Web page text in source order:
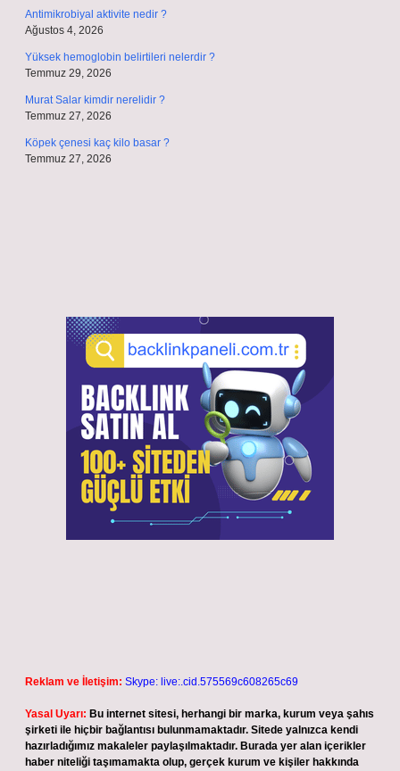
Antimikrobiyal aktivite nedir ?
Ağustos 4, 2026
Yüksek hemoglobin belirtileri nelerdir ?
Temmuz 29, 2026
Murat Salar kimdir nerelidir ?
Temmuz 27, 2026
Köpek çenesi kaç kilo basar ?
Temmuz 27, 2026
Reklam ve İletişim: Skype: live:.cid.575569c608265c69
Yasal Uyarı: Bu internet sitesi, herhangi bir marka, kurum veya şahıs
şirketi ile hiçbir bağlantısı bulunmamaktadır. Sitede yalnızca kendi
hazırladığımız makaleler paylaşılmaktadır. Burada yer alan içerikler
haber niteliği taşımamakta olup, gerçek kurum ve kişiler hakkında